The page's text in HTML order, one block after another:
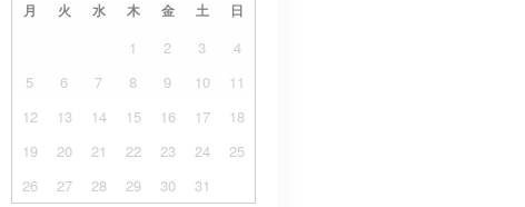
月 火 水 木 金 土 日
1 2 3
4
5
6 7 8 9 10
11
12
13 14 15 16 17
18
19
20 21 22 23 24
25
26
27 28 29 30 31